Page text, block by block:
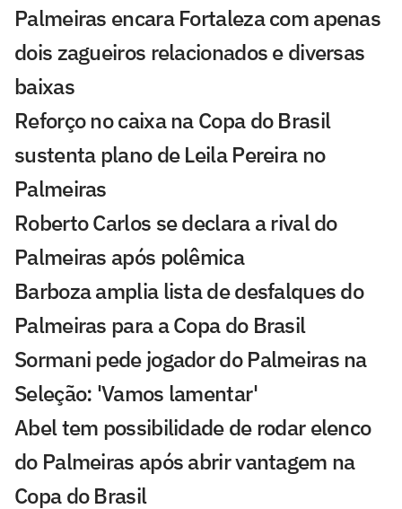
Palmeiras encara Fortaleza com apenas
dois zagueiros relacionados e diversas
baixas
Reforço no caixa na Copa do Brasil
sustenta plano de Leila Pereira no
Palmeiras
Roberto Carlos se declara a rival do
Palmeiras após polêmica
Barboza amplia lista de desfalques do
Palmeiras para a Copa do Brasil
Sormani pede jogador do Palmeiras na
Seleção: 'Vamos lamentar'
Abel tem possibilidade de rodar elenco
do Palmeiras após abrir vantagem na
Copa do Brasil